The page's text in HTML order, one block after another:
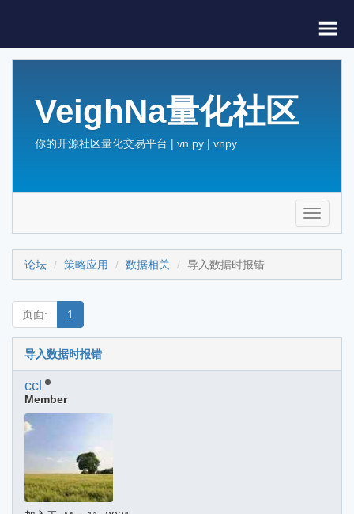
VeighNa量化社区
你的开源社区量化交易平台 | vn.py | vnpy
Toggle
论坛 策略应用 数据相关 导入数据时报错
页面: 1
导入数据时报错
ccl
Member